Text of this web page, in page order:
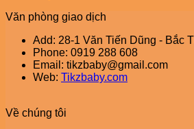
Văn phòng giao dịch
Add: 28-1 Văn Tiến Dũng - Bắc
Phone: 0919 288 608
Email: tikzbaby@gmail.com
Web: Tikzbaby.com
Về chúng tôi